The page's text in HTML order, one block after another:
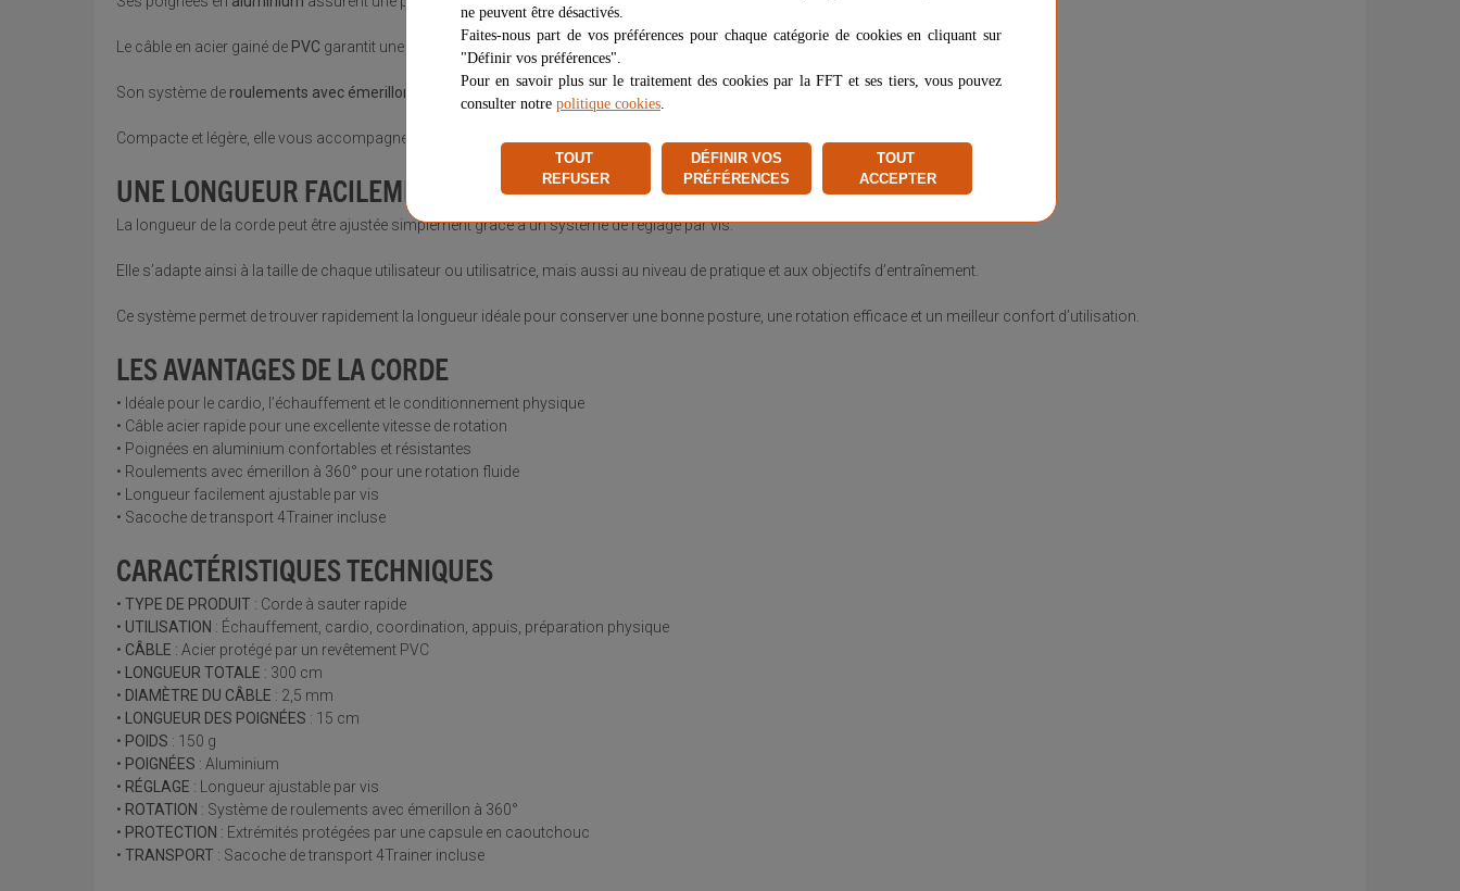
Le câble en acier gainé de PVC garantit une rotation fluide tout en limitant les risques de frottement ou de blessure.
Son système de roulements avec émerillon à 360° accompagne naturellement la rotation de la corde lors des efforts intensifs.
Compacte et légère, elle vous accompagne facilement à l’entraînement, en salle, à domicile ou en déplacement.
UNE LONGUEUR FACILEMENT AJUSTABLE
La longueur de la corde peut être ajustée simplement grâce à un système de réglage par vis.
Elle s’adapte ainsi à la taille de chaque utilisateur ou utilisatrice, mais aussi au niveau de pratique et aux objectifs d’entraînement.
Ce système permet de trouver rapidement la longueur idéale pour conserver une bonne posture, une rotation efficace et un meilleur confort d’utilisation.
LES AVANTAGES DE LA CORDE
• Idéale pour le cardio, l’échauffement et le conditionnement physique
• Câble acier rapide pour une excellente vitesse de rotation
• Poignées en aluminium confortables et résistantes
• Roulements avec émerillon à 360° pour une rotation fluide
• Longueur facilement ajustable par vis
• Sacoche de transport 4Trainer incluse
CARACTÉRISTIQUES TECHNIQUES
• TYPE DE PRODUIT : Corde à sauter rapide
• UTILISATION : Échauffement, cardio, coordination, appuis, préparation physique
• CÂBLE : Acier protégé par un revêtement PVC
• LONGUEUR TOTALE : 300 cm
• DIAMÈTRE DU CÂBLE : 2,5 mm
• LONGUEUR DES POIGNÉES : 15 cm
• POIDS : 150 g
• POIGNÉES : Aluminium
• RÉGLAGE : Longueur ajustable par vis
• ROTATION : Système de roulements avec émerillon à 360°
• PROTECTION : Extrémités protégées par une capsule en caoutchouc
• TRANSPORT : Sacoche de transport 4Trainer incluse
ne peuvent être désactivés.
Faites-nous part de vos préférences pour chaque catégorie de cookies en cliquant sur
"Définir vos préférences".
Pour en savoir plus sur le traitement des cookies par la FFT et ses tiers, vous pouvez
consulter notre politique cookies
TOUT
REFUSER
DÉFINIR VOS
PRÉFÉRENCES
TOUT
ACCEPTER